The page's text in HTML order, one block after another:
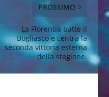
PROSSIMO
La Florentia batte il
Bogliasco e centra la
seconda vittoria esterna
della stagione.